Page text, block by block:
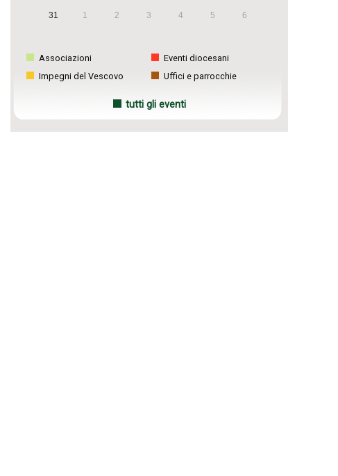
31 1 2 3 4 5 6
Associazioni
Eventi diocesani
Impegni del Vescovo
Uffici e parrocchie
tutti gli eventi